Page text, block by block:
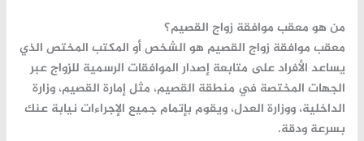
من هو معقب موافقة زواج القصيم؟
معقب موافقة زواج القصيم هو الشخص أو المكتب المختص الذي
يساعد الأفراد على متابعة إصدار الموافقات الرسمية للزواج عبر
الجهات المختصة في منطقة القصيم، مثل إمارة القصيم، وزارة
الداخلية، ووزارة العدل، ويقوم بإتمام جميع الإجراءات نيابة عنك
بسرعة ودقة.